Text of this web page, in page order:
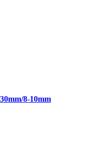
8-10mm